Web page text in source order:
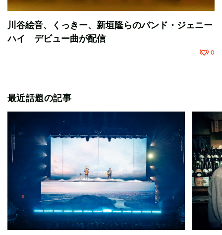
川谷絵音、くっきー、新垣隆らのバンド・ジェニー
ハイ デビュー曲が配信
0
最近話題の記事